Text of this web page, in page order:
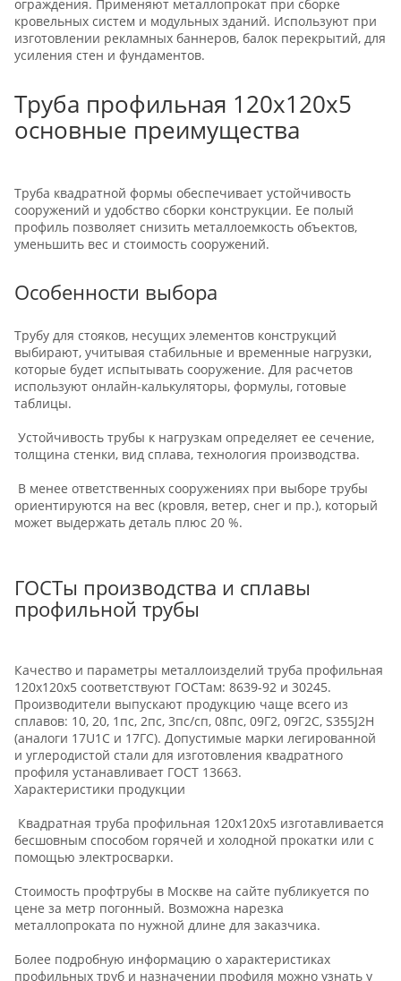
ограждения. Применяют металлопрокат при сборке
кровельных систем и модульных зданий. Используют при
изготовлении рекламных баннеров, балок перекрытий, для
усиления стен и фундаментов.
Труба профильная 120х120х5
основные преимущества
Труба квадратной формы обеспечивает устойчивость
сооружений и удобство сборки конструкции. Ее полый
профиль позволяет снизить металлоемкость объектов,
уменьшить вес и стоимость сооружений.
Особенности выбора
Трубу для стояков, несущих элементов конструкций
выбирают, учитывая стабильные и временные нагрузки,
которые будет испытывать сооружение. Для расчетов
используют онлайн-калькуляторы, формулы, готовые
таблицы.
Устойчивость трубы к нагрузкам определяет ее сечение,
толщина стенки, вид сплава, технология производства.
В менее ответственных сооружениях при выборе трубы
ориентируются на вес (кровля, ветер, снег и пр.), который
может выдержать деталь плюс 20 %.
ГОСТы производства и сплавы
профильной трубы
Качество и параметры металлоизделий труба профильная
120х120х5 соответствуют ГОСТам: 8639-92 и 30245.
Производители выпускают продукцию чаще всего из
сплавов: 10, 20, 1пс, 2пс, 3пс/сп, 08пс, 09Г2, 09Г2С, S355J2H
(аналоги 17U1C и 17ГС). Допустимые марки легированной
и углеродистой стали для изготовления квадратного
профиля устанавливает ГОСТ 13663.
Характеристики продукции
Квадратная труба профильная 120х120х5 изготавливается
бесшовным способом горячей и холодной прокатки или с
помощью электросварки.
Стоимость профтрубы в Москве на сайте публикуется по
цене за метр погонный. Возможна нарезка
металлопроката по нужной длине для заказчика.
Более подробную информацию о характеристиках
профильных труб и назначении профиля можно узнать у